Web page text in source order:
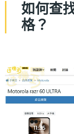
如何查
格？